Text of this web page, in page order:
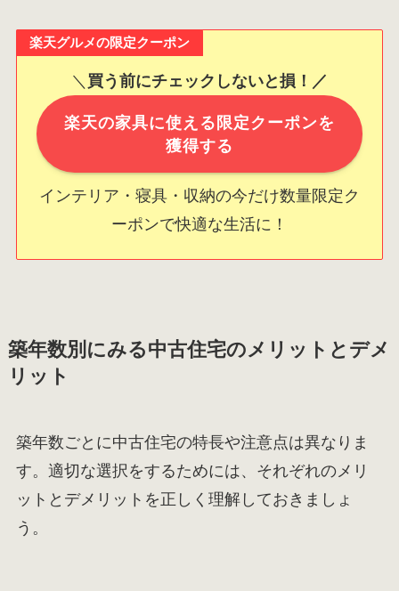
楽天グルメの限定クーポン
＼ 買う前にチェックしないと損！／
楽天の家具に使える限定クーポンを
獲得する
インテリア・寝具・収納の今だけ数量限定ク
ーポンで快適な生活に！
築年数別にみる中古住宅のメリットとデメ
リット
築年数ごとに中古住宅の特長や注意点は異なりま
す。適切な選択をするためには、それぞれのメリ
ットとデメリットを正しく理解しておきましょ
う。